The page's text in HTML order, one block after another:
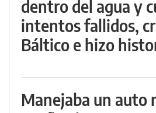
dentro del agua y
intentos fallidos,
Báltico e hizo
Manejaba un auto